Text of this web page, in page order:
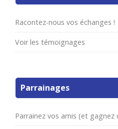
Racontez-nous vos échanges !
Voir les témoignages
Parrainages
Parrainez vos amis (et gagnez